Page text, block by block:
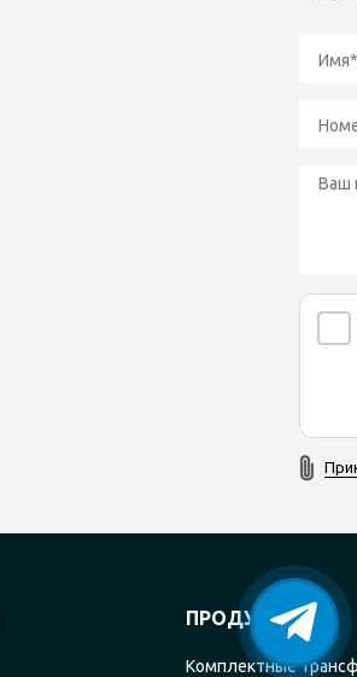
ПРОДУКЦИЯ
Комплектные